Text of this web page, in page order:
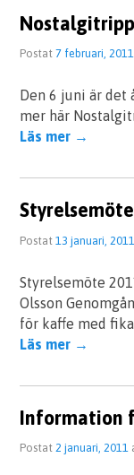
Postat 7 februari, 2011
Den 6 juni är det
mer här
Läs mer →
Postat 13 januari, 2011
Styrelsemöte
Olsson
för kaffe med fika
Läs mer →
Information
Postat 2 januari, 2011